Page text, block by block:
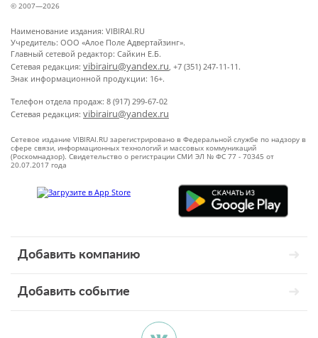
© 2007—2026
Наименование издания: VIBIRAI.RU
Учредитель: ООО «Алое Поле Адвертайзинг».
Главный сетевой редактор: Сайкин Е.Б.
Сетевая редакция: vibirairu@yandex.ru, +7 (351) 247-11-11.
Знак информационной продукции: 16+.
Телефон отдела продаж: 8 (917) 299-67-02
Сетевая редакция: vibirairu@yandex.ru
Сетевое издание VIBIRAI.RU зарегистрировано в Федеральной службе по надзору в
сфере связи, информационных технологий и массовых коммуникаций
(Роскомнадзор). Свидетельство о регистрации СМИ ЭЛ № ФС 77 - 70345 от
20.07.2017 года
Добавить компанию
Добавить событие